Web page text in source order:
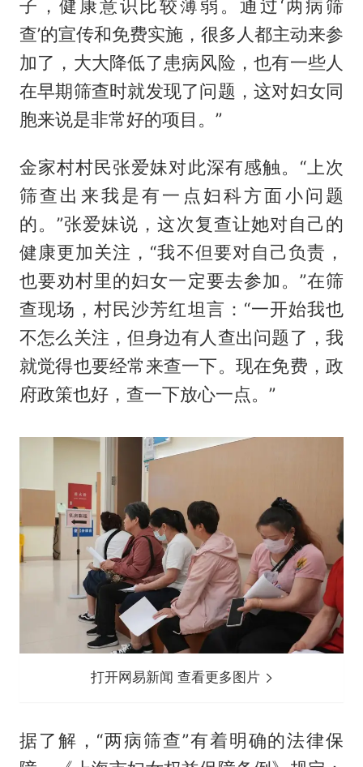
子，健康意识比较薄弱。通过‘两病筛
查’的宣传和免费实施，很多人都主动来参
加了，大大降低了患病风险，也有一些人
在早期筛查时就发现了问题，这对妇女同
胞来说是非常好的项目。”
金家村村民张爱妹对此深有感触。“上次
筛查出来我是有一点妇科方面小问题
的。”张爱妹说，这次复查让她对自己的
健康更加关注，“我不但要对自己负责，
也要劝村里的妇女一定要去参加。”在筛
查现场，村民沙芳红坦言：“一开始我也
不怎么关注，但身边有人查出问题了，我
就觉得也要经常来查一下。现在免费，政
府政策也好，查一下放心一点。”
打开网易新闻 查看更多图片
据了解，“两病筛查”有着明确的法律保